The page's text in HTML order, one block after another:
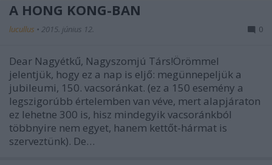
A HONG KONG-BAN
lucullus • 2015. június 12. 0
Dear Nagyétkű, Nagyszomjú Társ!Örömmel
jelentjük, hogy ez a nap is eljő: megünnepeljük a
jubileumi, 150. vacsoránkat. (ez a 150 esemény a
legszigorúbb értelemben van véve, mert alapjáraton
ez lehetne 300 is, hisz mindegyik vacsoránkból
többnyire nem egyet, hanem kettőt-hármat is
szerveztünk). De…